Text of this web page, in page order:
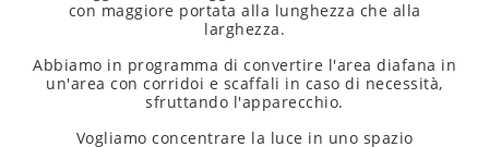
con maggiore portata alla lunghezza che alla
larghezza.
Abbiamo in programma di convertire l'area diafana in
un'area con corridoi e scaffali in caso di necessità,
sfruttando l'apparecchio.
Vogliamo concentrare la luce in uno spazio